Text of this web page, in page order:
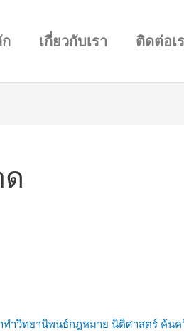
เกี่ยวกับเรา ติดต่อเ
ำวิทยานิพนธ์กฎหมาย นิติศาสตร์ ค้นค